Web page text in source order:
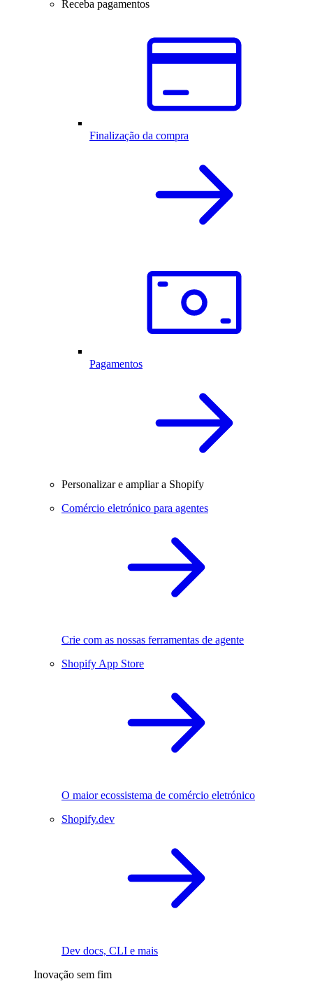
Receba pagamentos
Finalização da compra
Pagamentos
Personalizar e ampliar a Shopify
Comércio eletrónico para agentes
Crie com as nossas ferramentas de agente
Shopify App Store
O maior ecossistema de comércio eletrónico
Shopify.dev
Dev docs, CLI e mais
Inovação sem fim